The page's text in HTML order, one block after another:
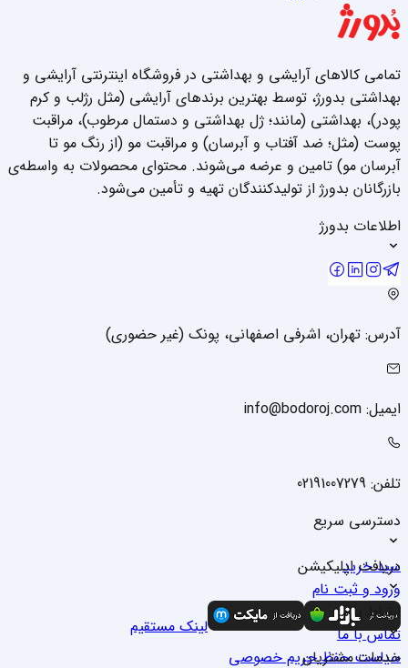
تمامی کالاهای آرایشی و بهداشتی در فروشگاه اینترنتی آرایشی و
بهداشتی بدورژ، توسط بهترین برندهای آرایشی (مثل رژلب و کرم
پودر)، بهداشتی (مانند؛ ژل بهداشتی و دستمال مرطوب)، مراقبت
پوست (مثل؛ ضد آفتاب و آبرسان) و مراقبت مو (از رنگ مو تا
آبرسان مو) تامین و عرضه می‌شوند. محتوای محصولات به واسطه‌ی
بازرگانان بدورژ از تولیدکنندگان تهیه و تأمین می‌شود.
اطلاعات بدورژ
آدرس: تهران، اشرفی اصفهانی، پونک (غیر حضوری)
ایمیل: info@bodoroj.com
تلفن: 02191007279
دسترسی سریع
سبد خرید
ورود و ثبت نام
درباره ما
تماس با ما
دریافت اپلیکیشن
لینک مستقیم
ارتباط با ما
سیاست حفظ حریم خصوصی
خدمات مشتریان